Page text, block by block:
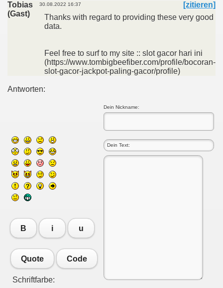
Tobias
(Gast)
30.08.2022 16:37
[zitieren]
Thanks with regard to providing these very good
data.
Feel free to surf to my site :: slot gacor hari ini
(https://www.tombigbeefiber.com/profile/bocoran-
slot-gacor-jackpot-paling-gacor/profile)
Antworten:
Dein Nickname:
B i u
Quote Code
Schriftfarbe: